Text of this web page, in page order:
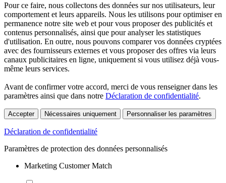
Pour ce faire, nous collectons des données sur nos utilisateurs, leur
comportement et leurs appareils. Nous les utilisons pour optimiser en
permanence notre site web et pour vous proposer des publicités et
contenus personnalisés, ainsi que pour analyser les statistiques
d'utilisation. En outre, nous pouvons comparer vos données cryptées
avec des fournisseurs externes et vous proposer des offres via leurs
canaux publicitaires en ligne, uniquement si vous utilisez déjà vous-
même leurs services.
Avant de confirmer votre accord, merci de vous renseigner dans les
paramètres ainsi que dans notre Déclaration de confidentialité.
Accepter Nécessaires uniquement Personnaliser les paramètres
Déclaration de confidentialité
Paramètres de protection des données personnalisés
Marketing Customer Match